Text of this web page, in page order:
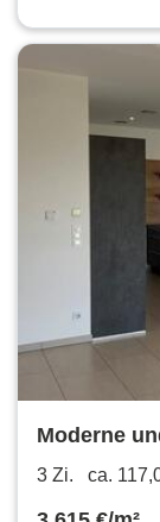
Moderne
3 Zi. ca.